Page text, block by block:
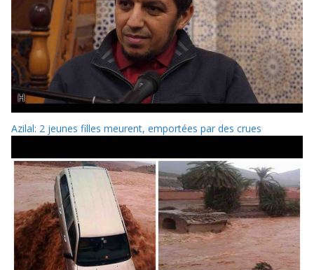
Azilal: 2 jeunes filles meurent, emportées par des crues